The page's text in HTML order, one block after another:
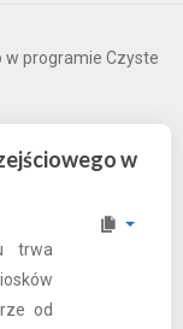
w programie Czyste
w
trwa
od